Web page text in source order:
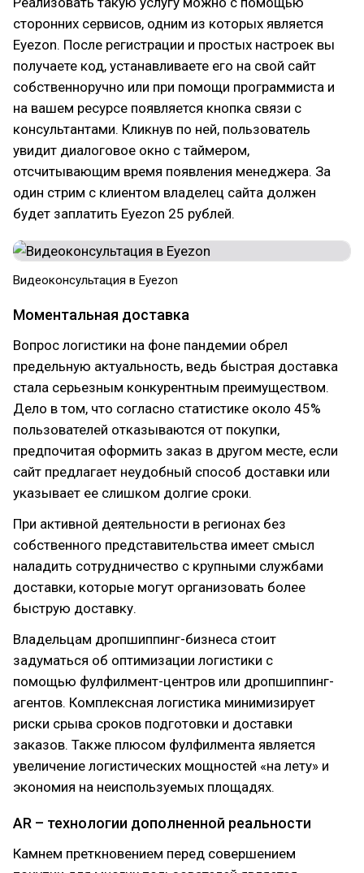
сторонних сервисов, одним из которых является
Eyezon. После регистрации и простых настроек вы
получаете код, устанавливаете его на свой сайт
собственноручно или при помощи программиста и
на вашем ресурсе появляется кнопка связи с
консультантами. Кликнув по ней, пользователь
увидит диалоговое окно с таймером,
отсчитывающим время появления менеджера. За
один стрим с клиентом владелец сайта должен
будет заплатить Eyezon 25 рублей.
Видеоконсультация в Eyezon
Моментальная доставка
Вопрос логистики на фоне пандемии обрел
предельную актуальность, ведь быстрая доставка
стала серьезным конкурентным преимуществом.
Дело в том, что согласно статистике около 45%
пользователей отказываются от покупки,
предпочитая оформить заказ в другом месте, если
сайт предлагает неудобный способ доставки или
указывает ее слишком долгие сроки.
При активной деятельности в регионах без
собственного представительства имеет смысл
наладить сотрудничество с крупными службами
доставки, которые могут организовать более
быструю доставку.
Владельцам дропшиппинг-бизнеса стоит
задуматься об оптимизации логистики с
помощью фулфилмент-центров или дропшиппинг-
агентов. Комплексная логистика минимизирует
риски срыва сроков подготовки и доставки
заказов. Также плюсом фулфилмента является
увеличение логистических мощностей «на лету» и
экономия на неиспользуемых площадях.
AR – технологии дополненной реальности
Камнем преткновением перед совершением